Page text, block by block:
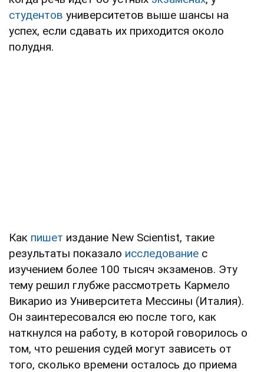
студентов университетов выше шансы на
успех, если сдавать их приходится около
полудня.
Как пишет издание New Scientist, такие
результаты показало исследование с
изучением более 100 тысяч экзаменов. Эту
тему решил глубже рассмотреть Кармело
Викарио из Университета Мессины (Италия).
Он заинтересовался ею после того, как
наткнулся на работу, в которой говорилось о
том, что решения судей могут зависеть от
того, сколько времени осталось до приема